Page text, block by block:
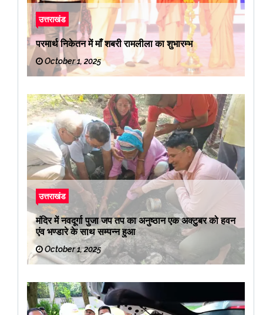
उत्तराखंड
परमार्थ निकेतन में माँ शबरी रामलीला का शुभारम्भ
October 1, 2025
उत्तराखंड
मंदिर में नवदूर्गा पुजा जप तप का अनुष्ठान एक अक्टुबर को हवन
एंव भण्डारे के साथ सम्पन्न हुआ
October 1, 2025